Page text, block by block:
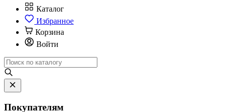
Каталог
Избранное
Корзина
Войти
Покупателям